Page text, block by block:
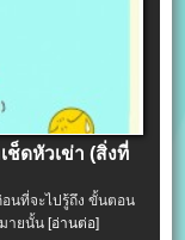
ช็ดหัวเข่า (สิ่งที่
อนที่จะไปรู้ถึง ขั้นตอน
ายนั้น [อ่านต่อ]